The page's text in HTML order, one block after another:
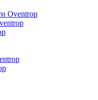
Oventrop